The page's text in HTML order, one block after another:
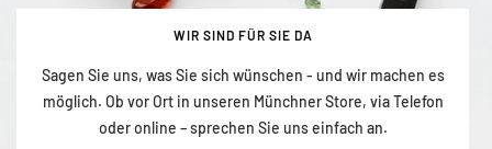
WIR SIND FÜR SIE DA
Sagen Sie uns, was Sie sich wünschen - und wir machen es
möglich. Ob vor Ort in unseren Münchner Store, via Telefon
oder online – sprechen Sie uns einfach an.